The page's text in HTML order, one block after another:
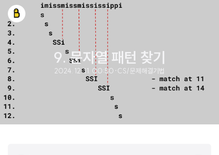
9. 문자열 패턴 찾기
2024. 12. 11. 00:50 ·CS/문제해결기법